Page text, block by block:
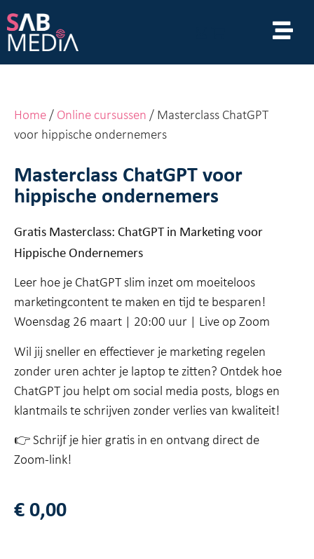
Home / Online cursussen / Masterclass ChatGPT
voor hippische ondernemers
Masterclass ChatGPT voor
hippische ondernemers
Gratis Masterclass: ChatGPT in Marketing voor
Hippische Ondernemers
Leer hoe je ChatGPT slim inzet om moeiteloos
marketingcontent te maken en tijd te besparen!
Woensdag 26 maart | 20:00 uur | Live op Zoom
Wil jij sneller en effectiever je marketing regelen
zonder uren achter je laptop te zitten? Ontdek hoe
ChatGPT jou helpt om social media posts, blogs en
klantmails te schrijven zonder verlies van kwaliteit!
👉 Schrijf je hier gratis in en ontvang direct de
Zoom-link!
€ 0,00